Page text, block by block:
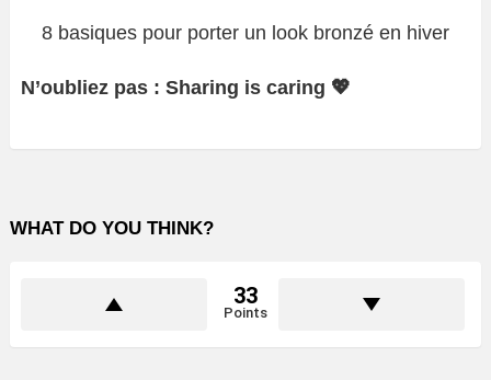
8 basiques pour porter un look bronzé en hiver
N’oubliez pas : Sharing is caring 💖
WHAT DO YOU THINK?
33
Points